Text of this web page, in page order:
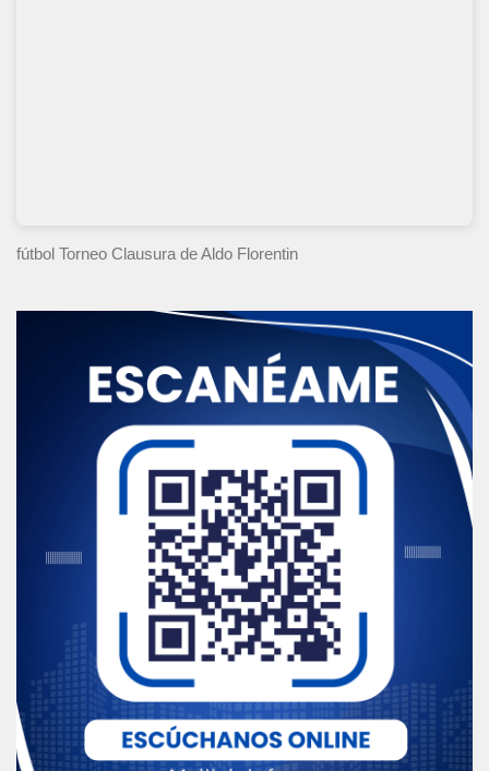
fútbol Torneo Clausura de Aldo Florentin